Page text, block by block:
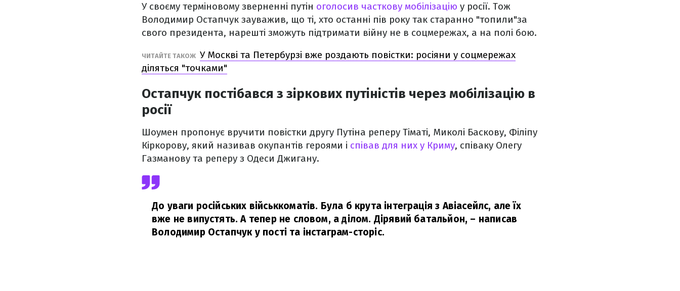
У своєму терміновому зверненні путін оголосив часткову мобілізацію у росії. Тож
Володимир Остапчук зауважив, що ті, хто останні пів року так старанно "топили"за
свого президента, нарешті зможуть підтримати війну не в соцмережах, а на полі бою.
ЧИТАЙТЕ ТАКОЖ У Москві та Петербурзі вже роздають повістки: росіяни у соцмережах
діляться "точками"
Остапчук постібався з зіркових путіністів через мобілізацію в
росії
Шоумен пропонує вручити повістки другу Путіна реперу Тіматі, Миколі Баскову, Філіпу
Кіркорову, який називав окупантів героями і співав для них у Криму, співаку Олегу
Газманову та реперу з Одеси Джигану.
До уваги російських військкоматів. Була б крута інтеграція з Авіасейлс, але їх
вже не випустять. А тепер не словом, а ділом. Дірявий батальйон, – написав
Володимир Остапчук у пості та інстаграм-сторіс.